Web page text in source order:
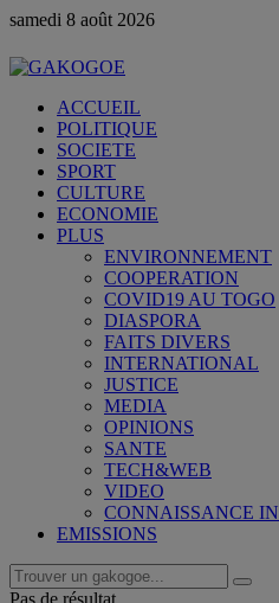
samedi 8 août 2026
ACCUEIL
POLITIQUE
SOCIETE
SPORT
CULTURE
ECONOMIE
PLUS
ENVIRONNEMENT
COOPERATION
COVID19 AU TOGO
DIASPORA
FAITS DIVERS
INTERNATIONAL
JUSTICE
MEDIA
OPINIONS
SANTE
TECH&WEB
VIDEO
CONNAISSANCE
EMISSIONS
Pas de résultat